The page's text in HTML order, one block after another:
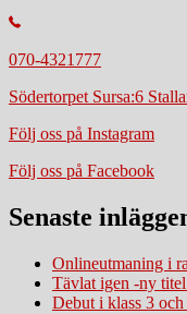
070-4321777
Södertorpet Sursa:6
Följ oss på Instagram
Följ oss på Facebook
Senaste
Onlineutmaning i
Tävlat igen -ny
Debut i klass 3